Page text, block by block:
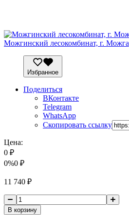
Можгинский лесокомбинат, г. Можга
Избранное
Поделиться
ВКонтакте
Telegram
WhatsApp
Скопировать ссылку
Цена:
0 ₽
0%0 ₽
11 740 ₽
В корзину